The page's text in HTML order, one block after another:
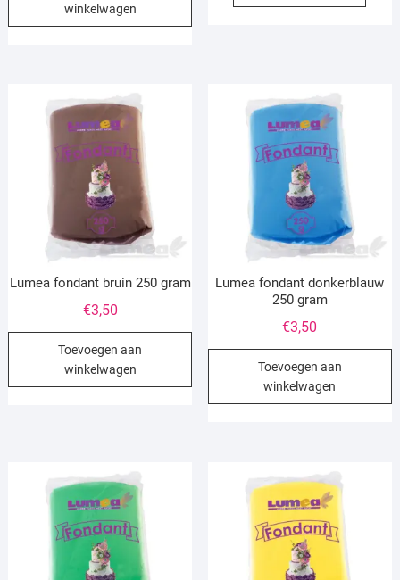
winkelwagen
Lumea fondant bruin 250 gram
€3,50
Toevoegen aan
winkelwagen
Lumea fondant donkerblauw
250 gram
€3,50
Toevoegen aan
winkelwagen